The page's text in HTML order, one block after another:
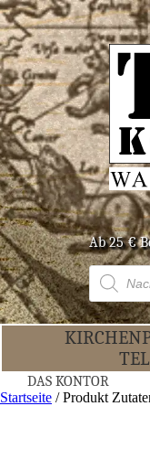
Ab 25 €
Products
search
DAS KON­TOR
Startseite / Produkt